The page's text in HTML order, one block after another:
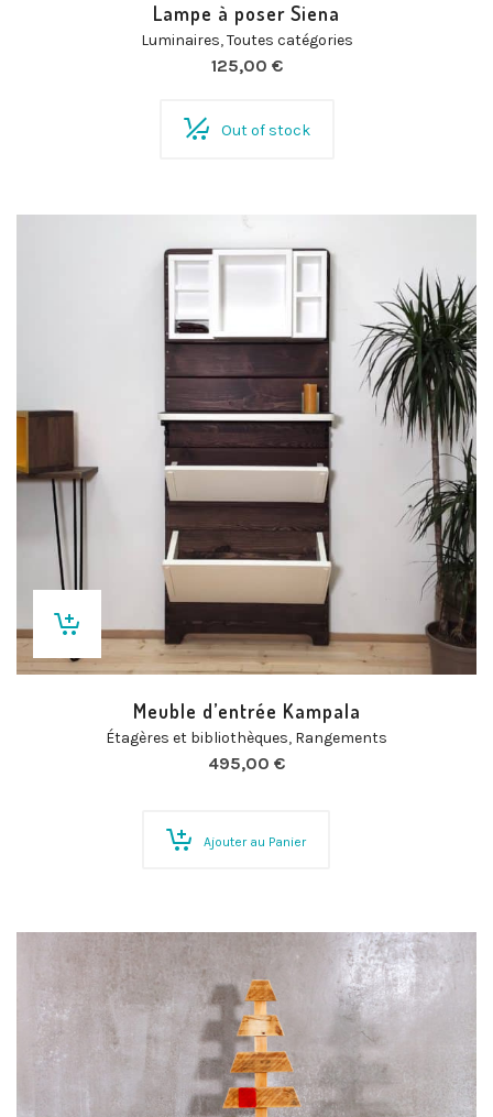
Lampe à poser Siena
Luminaires,Toutes catégories
125,00 €
Out of stock
Meuble d’entrée Kampala
Étagères et bibliothèques, Rangements
495,00 €
Ajouter au Panier